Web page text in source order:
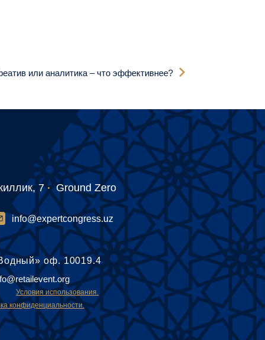
или аналитика – что эффективнее?
7 Ground Zero
info@expertcongress.uz
оф. 10019.4
Условия использования.
конфиденциальности.